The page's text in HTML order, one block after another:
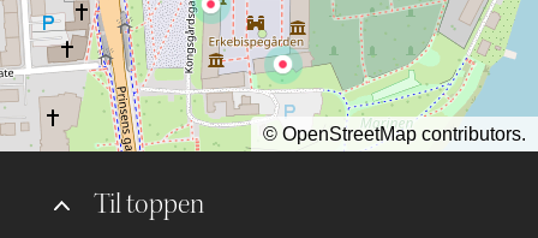
Til toppen
© OpenStreetMap contributors.